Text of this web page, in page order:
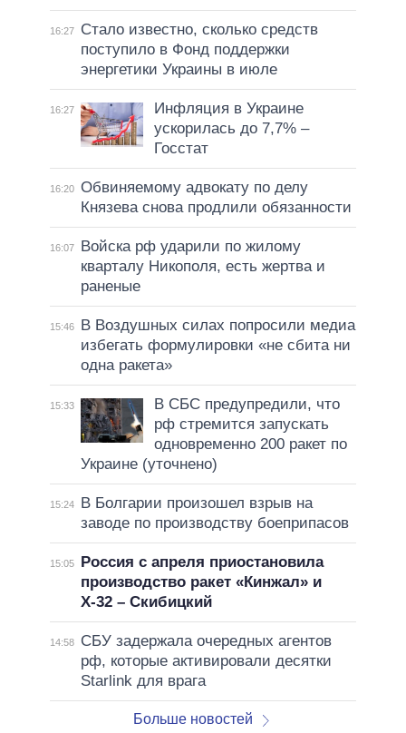
16:27
Стало известно, сколько средств
поступило в Фонд поддержки
энергетики Украины в июле
16:27
Инфляция в Украине
ускорилась до 7,7% –
Госстат
16:20 Обвиняемому адвокату по делу
Князева снова продлили обязанности
16:07
Войска рф ударили по жилому
кварталу Никополя, есть жертва и
раненые
15:46
В Воздушных силах попросили медиа
избегать формулировки «не сбита ни
одна ракета»
15:33
В СБС предупредили, что
рф стремится запускать
одновременно 200 ракет по
Украине (уточнено)
15:24
В Болгарии произошел взрыв на
заводе по производству боеприпасов
15:05
Россия с апреля приостановила
производство ракет «Кинжал» и
Х-32 – Скибицкий
14:58
СБУ задержала очередных агентов
рф, которые активировали десятки
Starlink для врага
Больше новостей